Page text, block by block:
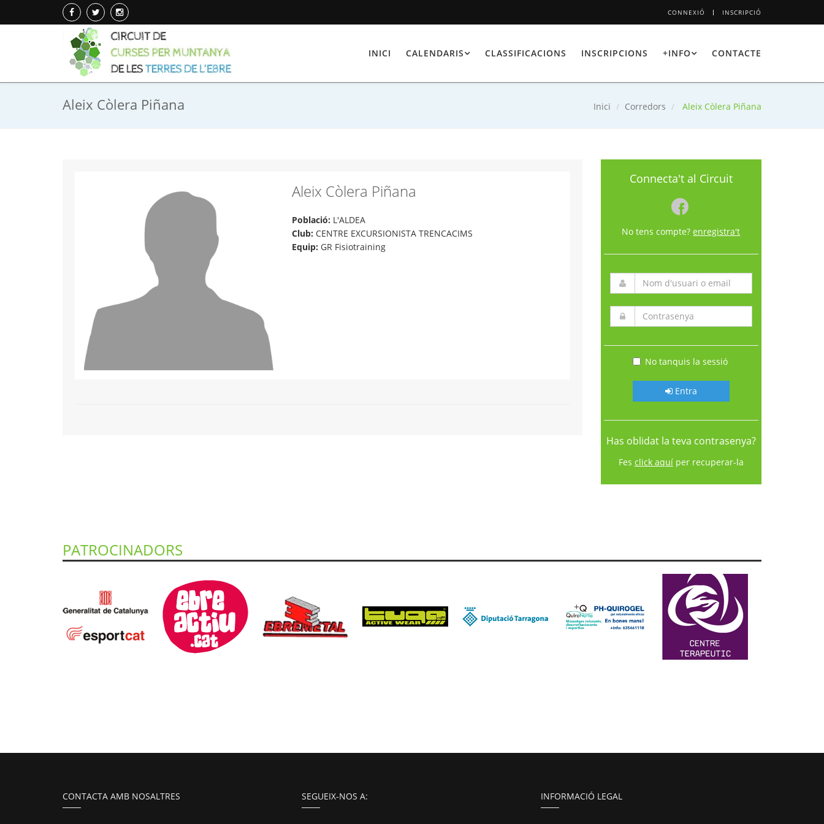
CONNEXIÓ INSCRIPCIÓ
INICI CALENDARIS CLASSIFICACIONS INSCRIPCIONS +INFO CONTACTE
Aleix Còlera Piñana Inici Corredors Aleix Còlera Piñana
Aleix Còlera Piñana
Població: L'ALDEA
Club: CENTRE EXCURSIONISTA TRENCACIMS
Equip: GR Fisiotraining
Connecta't al Circuit
No tens compte?enregistra't
No tanquis la sessió
Entra
Has oblidat la teva contrasenya?
Fes click aquíper recuperar-la
PATROCINADORS
CONTACTA AMB NOSALTRES SEGUEIX-NOS A: INFORMACIÓ LEGAL